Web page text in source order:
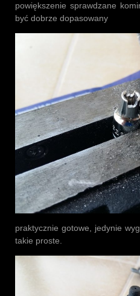
powiększenie sprawdzane
być dobrze dopasowany
praktycznie gotowe, jedynie
takie proste.